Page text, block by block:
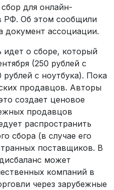
для онлайн-
РФ. Об этом сообщили
документ ассоциации.
идет о сборе, который
(250 рублей с
с ноутбука). Пока
продавцов. Авторы
создает ценовое
продавцов
распространить
сбора (в случае его
поставщиков. В
может
компаний в
через зарубежные